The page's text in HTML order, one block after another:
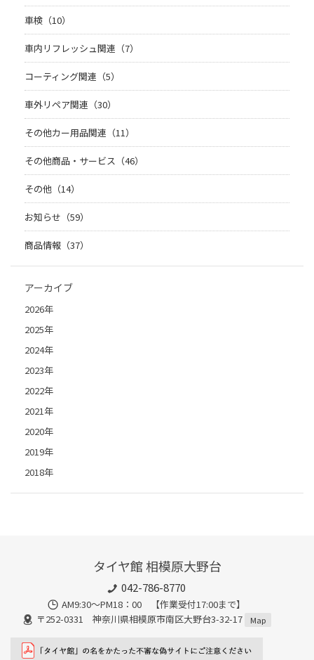
車検（10）
車内リフレッシュ関連（7）
コーティング関連（5）
車外リペア関連（30）
その他カー用品関連（11）
その他商品・サービス（46）
その他（14）
お知らせ（59）
商品情報（37）
アーカイブ
2026年
2025年
2024年
2023年
2022年
2021年
2020年
2019年
2018年
タイヤ館 相模原大野台
042-786-8770
AM9:30～PM18：00 【作業受付17:00まで】
〒252-0331 神奈川県相模原市南区大野台3-32-17
Map